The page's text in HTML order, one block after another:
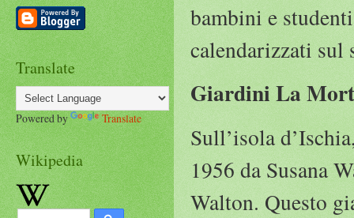
bambini e
calendarizzati sul
Giardini La
Sull’isola
1956 da Susana
Walton. Questo
Translate
Powered by Translate
Wikipedia